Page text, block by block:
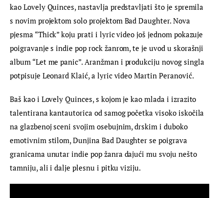
kao Lovely Quinces, nastavlja predstavljati što je spremila
s novim projektom solo projektom Bad Daughter. Nova
pjesma “Thick” koju prati i lyric video još jednom pokazuje
poigravanje s indie pop rock žanrom, te je uvod u skorašnji
album “Let me panic”. Aranžman i produkciju novog singla
potpisuje Leonard Klaić, a lyric video Martin Peranović.
Baš kao i Lovely Quinces, s kojom je kao mlada i izrazito
talentirana kantautorica od samog početka visoko iskočila
na glazbenoj sceni svojim osebujnim, drskim i duboko
emotivnim stilom, Dunjina Bad Daughter se poigrava
granicama unutar indie pop žanra dajući mu svoju nešto
tamniju, ali i dalje plesnu i pitku viziju.